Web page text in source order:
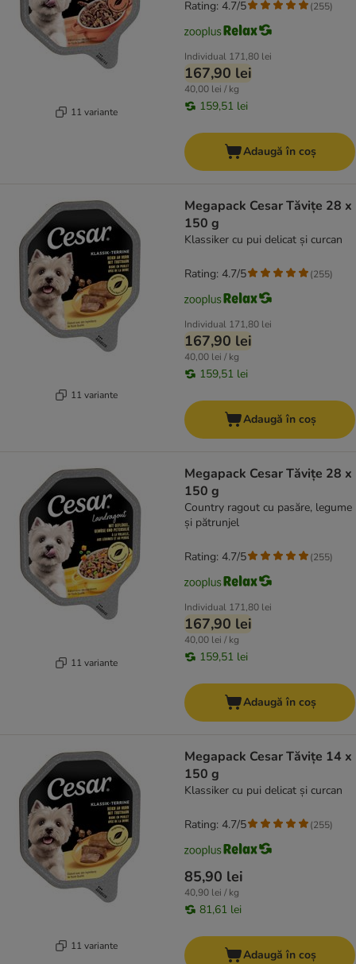
11 variante
Individual 171,80 lei
167,90 lei
40,00 lei / kg
159,51 lei
Rating: 4.7/5 (255)
Adaugă în coș
11 variante
Megapack Cesar Tăvițe 28 x
150 g
Klassiker cu pui delicat și curcan
Individual 171,80 lei
167,90 lei
40,00 lei / kg
159,51 lei
Rating: 4.7/5 (255)
Adaugă în coș
11 variante
Megapack Cesar Tăvițe 28 x
150 g
Country ragout cu pasăre, legume
și pătrunjel
Individual 171,80 lei
167,90 lei
40,00 lei / kg
159,51 lei
Rating: 4.7/5 (255)
Adaugă în coș
11 variante
Megapack Cesar Tăvițe 14 x
150 g
Klassiker cu pui delicat și curcan
85,90 lei
40,90 lei / kg
81,61 lei
Rating: 4.7/5 (255)
Adaugă în coș